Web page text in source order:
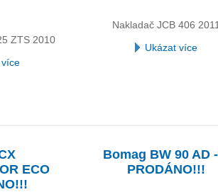
ZTS 2010
více
Nakladač JCB 406
Ukázat více
ECO
Bomag BW 90 AD
PRODÁNO!!!